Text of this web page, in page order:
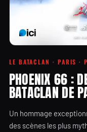
LE BATACLAN · PARIS ·
PHOENIX 66 :
BATACLAN DE
Un hommage
des scènes les plus